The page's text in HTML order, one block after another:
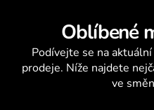
Oblíbené
Podívejte se na aktuální
prodeje. Níže najdete
ve